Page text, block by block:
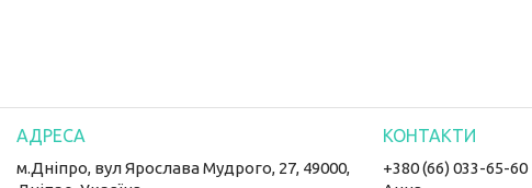
м.Дніпро, вул Ярослава Мудрого, 27, 49000,
+380 (66) 033-65-60